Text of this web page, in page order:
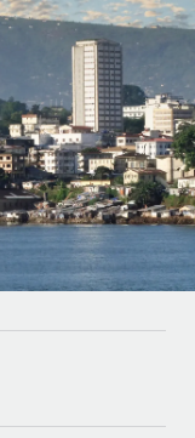
合する
ルをRemoteに接続
ロセスを効率化す
ルHR・給与処理ソ
チームを拡大する
トフォームへ統合